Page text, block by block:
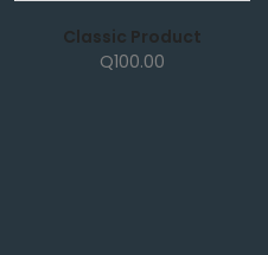
Classic Product
Q100.00